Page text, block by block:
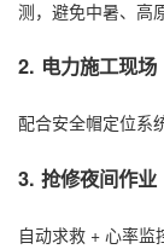
测，避免中暑、高
2. 电力施工现场
配合安全帽定位系
3. 抢修夜间作业
自动求救 + 心率监